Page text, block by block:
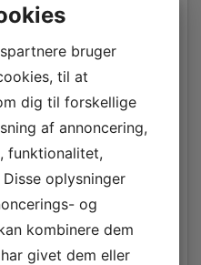
LÆG I KURV
bruger
til at
dig til forskellige
af annoncering,
funktionalitet,
oplysninger
og
kombinere dem
givet dem eller